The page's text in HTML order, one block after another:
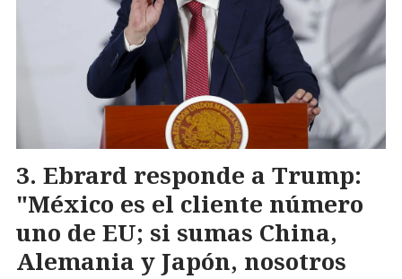
Ebrard responde a Trump:
"México es el cliente número
uno de EU; si sumas China,
Alemania y Japón, nosotros